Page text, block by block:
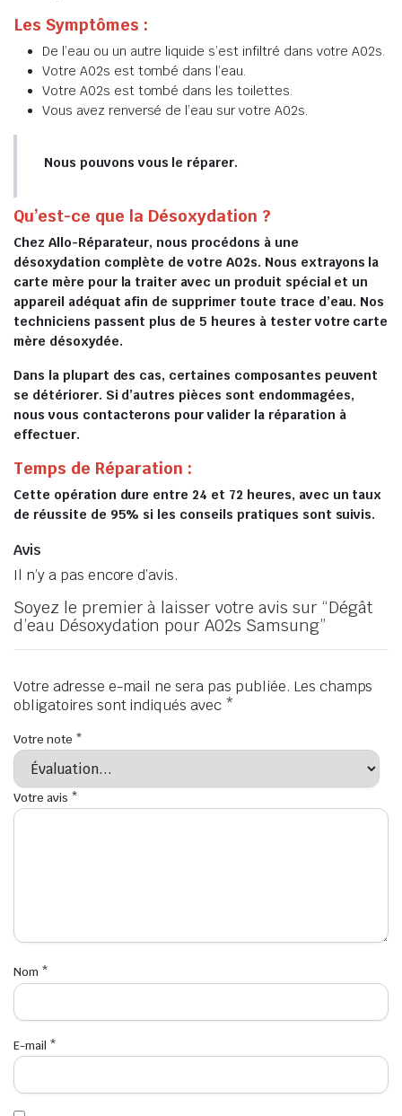
Les Symptômes :
De l’eau ou un autre liquide s’est infiltré dans votre A02s.
Votre A02s est tombé dans l’eau.
Votre A02s est tombé dans les toilettes.
Vous avez renversé de l’eau sur votre A02s.
Nous pouvons vous le réparer.
Qu’est-ce que la Désoxydation ?
Chez Allo-Réparateur, nous procédons à une
désoxydation complète de votre A02s. Nous extrayons la
carte mère pour la traiter avec un produit spécial et un
appareil adéquat afin de supprimer toute trace d’eau. Nos
techniciens passent plus de 5 heures à tester votre carte
mère désoxydée.
Dans la plupart des cas, certaines composantes peuvent
se détériorer. Si d’autres pièces sont endommagées,
nous vous contacterons pour valider la réparation à
effectuer.
Temps de Réparation :
Cette opération dure entre 24 et 72 heures, avec un taux
de réussite de 95% si les conseils pratiques sont suivis.
Avis
Il n’y a pas encore d’avis.
Soyez le premier à laisser votre avis sur “Dégât
d’eau Désoxydation pour A02s Samsung”
Votre adresse e-mail ne sera pas publiée. Les champs
obligatoires sont indiqués avec *
Votre note *
Votre avis *
Nom *
E-mail *